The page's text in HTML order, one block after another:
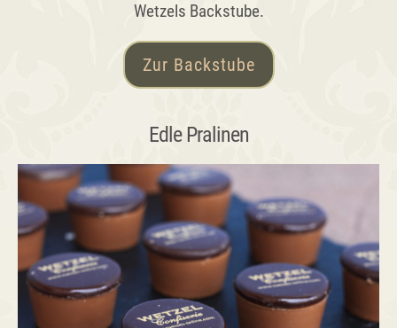
Wetzels Backstube.
Zur Backstube
Edle Pralinen